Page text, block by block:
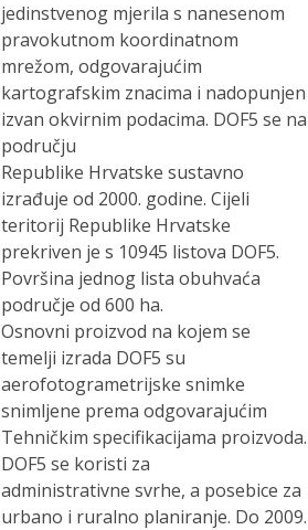
jedinstvenog mjerila s nanesenom
pravokutnom koordinatnom
mrežom, odgovarajućim
kartografskim znacima i nadopunjen
izvan okvirnim podacima. DOF5 se na
području
Republike Hrvatske sustavno
izrađuje od 2000. godine. Cijeli
teritorij Republike Hrvatske
prekriven je s 10945 listova DOF5.
Površina jednog lista obuhvaća
područje od 600 ha.
Osnovni proizvod na kojem se
temelji izrada DOF5 su
aerofotogrametrijske snimke
snimljene prema odgovarajućim
Tehničkim specifikacijama proizvoda.
DOF5 se koristi za
administrativne svrhe, a posebice za
urbano i ruralno planiranje. Do 2009.